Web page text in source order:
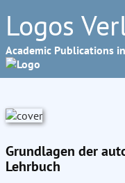
Logos
Academic Publications
Grundlagen der
Lehrbuch